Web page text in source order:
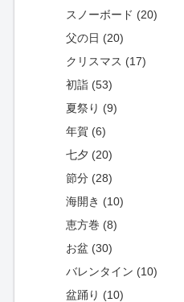
スノーボード (20)
父の日 (20)
クリスマス (17)
初詣 (53)
夏祭り (9)
年賀 (6)
七夕 (20)
節分 (28)
海開き (10)
恵方巻 (8)
お盆 (30)
バレンタイン (10)
盆踊り (10)